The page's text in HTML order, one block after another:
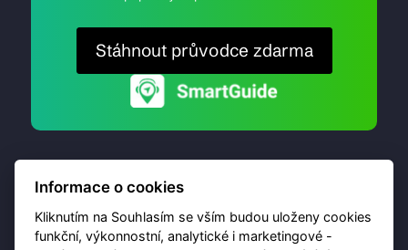
Stáhnout průvodce zdarma
Informace o cookies
Kliknutím na Souhlasím se vším budou uloženy cookies
funkční, výkonnostní, analytické i marketingové -